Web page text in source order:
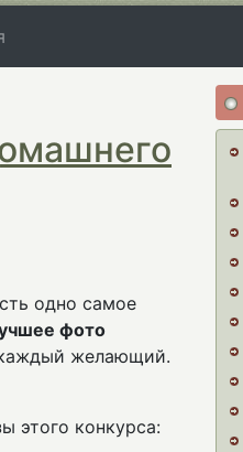
одно самое
фото
каждый желающий.
этого конкурса: